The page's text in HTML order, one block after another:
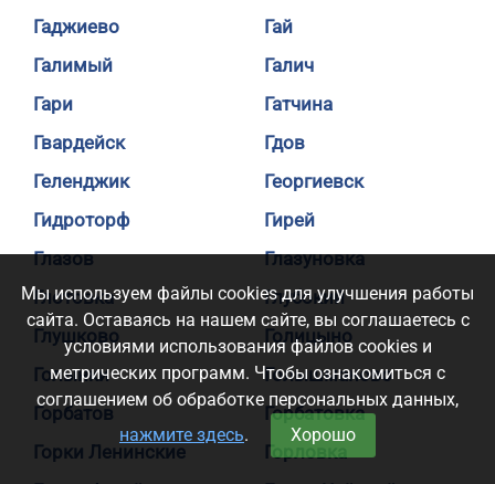
Гаджиево
Гай
Галимый
Галич
Гари
Гатчина
Гвардейск
Гдов
Геленджик
Георгиевск
Гидроторф
Гирей
Глазов
Глазуновка
Глотовка
Глубокий
Глушково
Голицыно
Голынки
Голышманово
Горбатов
Горбатовка
Горки Ленинские
Горловка
Мы используем файлы cookies для улучшения работы
сайта. Оставаясь на нашем сайте, вы соглашаетесь с
условиями использования файлов cookies и
метрических программ. Чтобы ознакомиться с
соглашением об обработке персональных данных,
нажмите здесь. Хорошо